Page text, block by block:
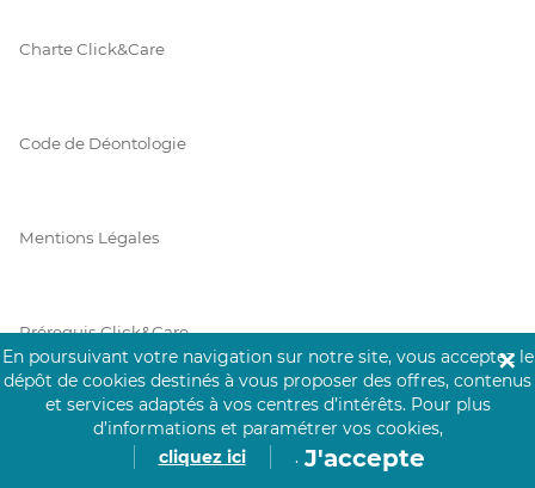
Charte Click&Care
Code de Déontologie
Mentions Légales
Prérequis Click&Care
Protection des Données
En poursuivant votre navigation sur notre site, vous acceptez le
dépôt de cookies destinés à vous proposer des offres, contenus
et services adaptés à vos centres d’intérêts. Pour plus
d’informations et paramétrer vos cookies,
cliquez ici
. J'accepte
✕